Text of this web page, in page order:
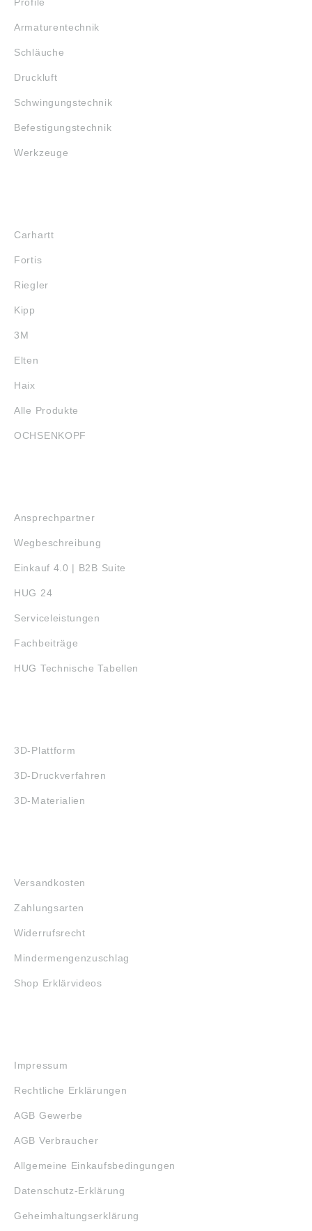
Armaturentechnik
Schläuche
Druckluft
Schwingungstechnik
Befestigungstechnik
Werkzeuge
Carhartt
Fortis
Riegler
Kipp
3M
Elten
Haix
Alle Produkte
OCHSENKOPF
Ansprechpartner
Wegbeschreibung
Einkauf 4.0 | B2B Suite
HUG 24
Serviceleistungen
Fachbeiträge
HUG Technische Tabellen
3D-Plattform
3D-Druckverfahren
3D-Materialien
Versandkosten
Zahlungsarten
Widerrufsrecht
Mindermengenzuschlag
Shop Erklärvideos
Impressum
Rechtliche Erklärungen
AGB Gewerbe
AGB Verbraucher
Allgemeine Einkaufsbedingungen
Datenschutz-Erklärung
Geheimhaltungserklärung